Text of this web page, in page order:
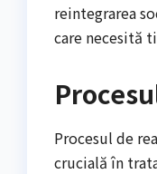
reintegrarea
care necesită
Procesul de
crucială în